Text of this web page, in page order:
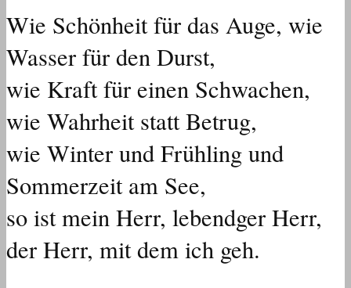
Wie Schönheit für das Auge, wie
Wasser für den Durst,
wie Kraft für einen Schwachen,
wie Wahrheit statt Betrug,
wie Winter und Frühling und
Sommerzeit am See,
so ist mein Herr, lebendger Herr,
der Herr, mit dem ich geh.